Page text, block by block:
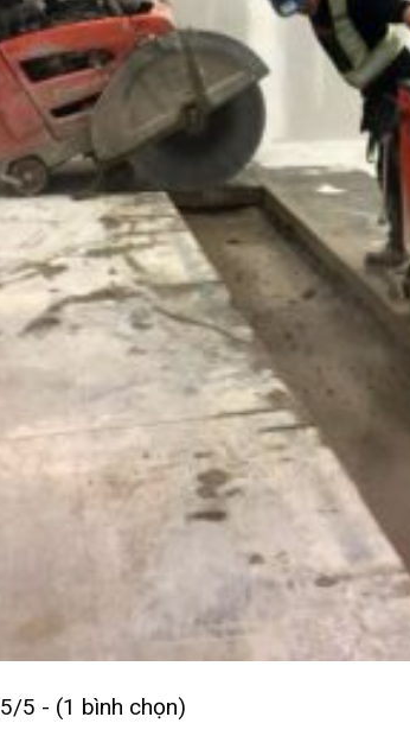
5/5 - (1 bình chọn)